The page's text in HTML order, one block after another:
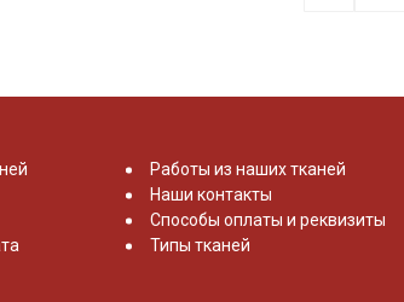
Работы из наших тканей
Наши контакты
Способы оплаты и реквизиты
Типы тканей